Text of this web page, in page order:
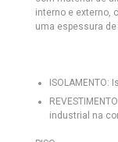
interno e externo,
uma espessura
ISOLAMENTO:
industrial na